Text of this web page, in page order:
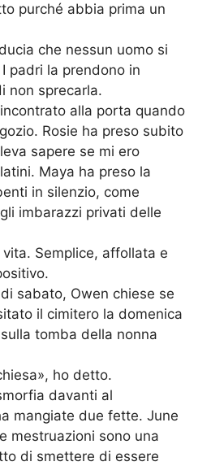
purché abbia prima un
che nessun uomo si
padri la prendono in
non sprecarla.
alla porta quando
Rosie ha preso subito
sapere se mi ero
Maya ha preso la
in silenzio, come
imbarazzi privati delle
Semplice, affollata e
sabato, Owen chiese se
il cimitero la domenica
tomba della nonna
ho detto.
davanti al
mangiate due fette. June
mestruazioni sono una
di smettere di essere